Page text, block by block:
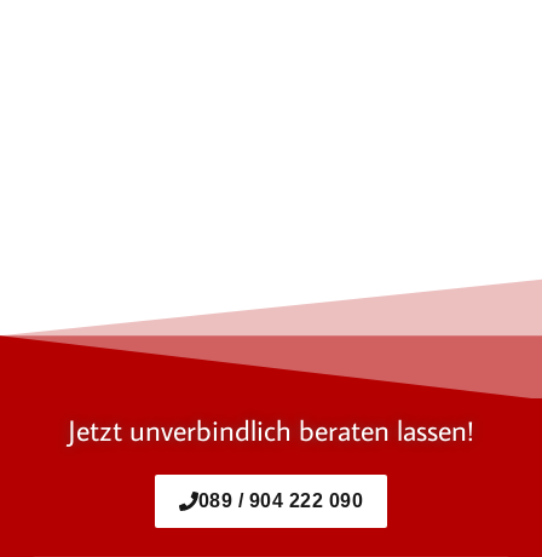
Jetzt unverbindlich beraten lassen!
089 / 904 222 090